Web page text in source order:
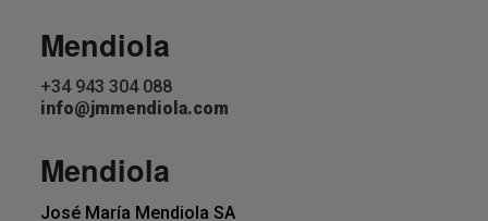
Mendiola
+34 943 304 088
info@jmmendiola.com
Mendiola
José María Mendiola SA